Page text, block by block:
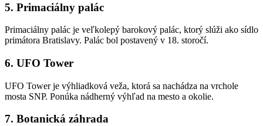
5. Primaciálny palác
Primaciálny palác je veľkolepý barokový palác, ktorý slúži ako sídlo
primátora Bratislavy. Palác bol postavený v 18. storočí.
6. UFO Tower
UFO Tower je výhliadková veža, ktorá sa nachádza na vrchole
mosta SNP. Ponúka nádherný výhľad na mesto a okolie.
7. Botanická záhrada